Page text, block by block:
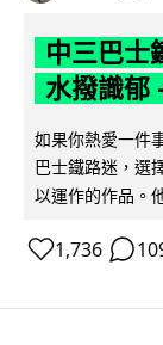
中三巴士
水撥識郁
如果你熱愛一件
巴士鐵路迷，選
以運作的作品。
1,736